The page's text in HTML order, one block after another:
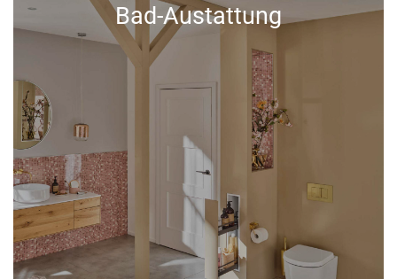
Bad-Austattung